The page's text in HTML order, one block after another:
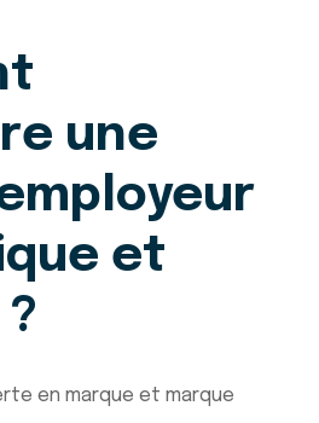
une
et
en marque et marque